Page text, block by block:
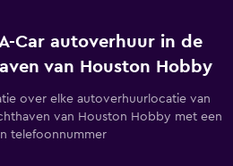
Car autoverhuur in de
van Houston Hobby
over elke autoverhuurlocatie van
van Houston Hobby met een
telefoonnummer